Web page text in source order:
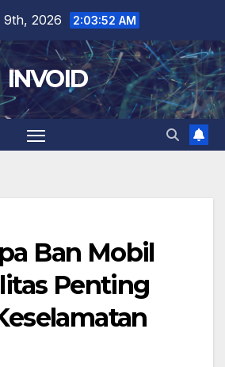
9th, 2026 2:03:53 AM
INVOID
Ban Mobil
Penting